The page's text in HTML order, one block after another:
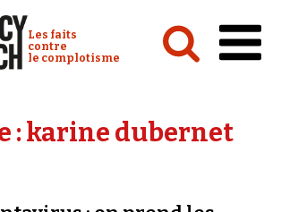
Conspiracy Watch :
Les faits
contre
le complotisme
:karine dubernet